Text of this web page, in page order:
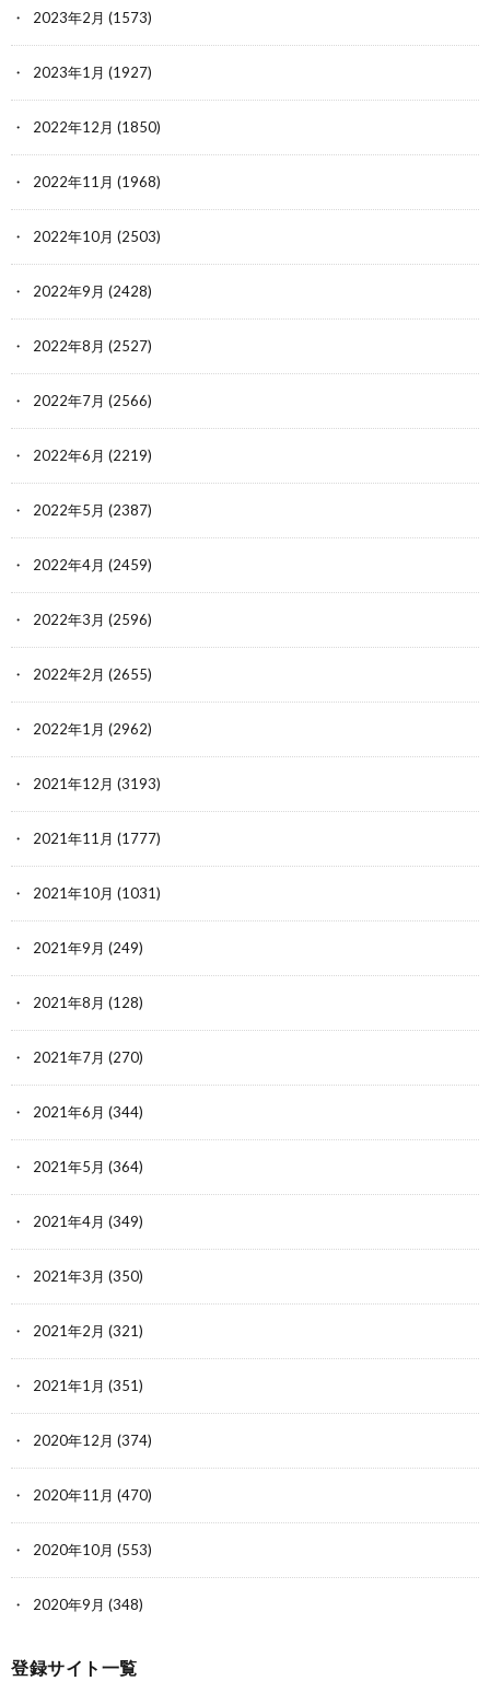
2023年2月 (1573)
2023年1月 (1927)
2022年12月 (1850)
2022年11月 (1968)
2022年10月 (2503)
2022年9月 (2428)
2022年8月 (2527)
2022年7月 (2566)
2022年6月 (2219)
2022年5月 (2387)
2022年4月 (2459)
2022年3月 (2596)
2022年2月 (2655)
2022年1月 (2962)
2021年12月 (3193)
2021年11月 (1777)
2021年10月 (1031)
2021年9月 (249)
2021年8月 (128)
2021年7月 (270)
2021年6月 (344)
2021年5月 (364)
2021年4月 (349)
2021年3月 (350)
2021年2月 (321)
2021年1月 (351)
2020年12月 (374)
2020年11月 (470)
2020年10月 (553)
2020年9月 (348)
登録サイト一覧